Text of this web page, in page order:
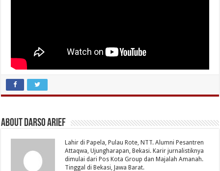
About Darso Arief
Lahir di Papela, Pulau Rote, NTT. Alumni Pesantren
Attaqwa, Ujungharapan, Bekasi. Karir jurnalistiknya
dimulai dari Pos Kota Group dan Majalah Amanah.
Tinggal di Bekasi, Jawa Barat.